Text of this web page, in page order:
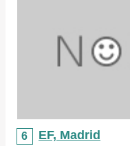
EF, Madrid